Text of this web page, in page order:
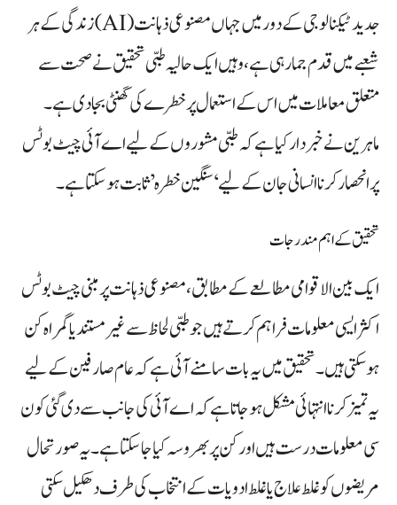
جدید ٹیکنالوجی کے دور میں جہاں مصنوعی ذہانت (AI) زندگی کے ہر
شعبے میں قدم جما رہی ہے، وہیں ایک حالیہ طبی تحقیق نے صحت سے
متعلق معاملات میں اس کے استعمال پر خطرے کی گھنٹی بجا دی ہے۔
ماہرین نے خبردار کیا ہے کہ طبی مشوروں کے لیے اے آئی چیٹ بوٹس
پر انحصار کرنا انسانی جان کے لیے ‘سنگین خطرہ’ ثابت ہو سکتا ہے۔
تحقیق کے اہم مندرجات
ایک بین الاقوامی مطالعے کے مطابق، مصنوعی ذہانت پر مبنی چیٹ بوٹس
اکثر ایسی معلومات فراہم کرتے ہیں جو طبی لحاظ سے غیر مستند یا گمراہ کن
ہو سکتی ہیں۔ تحقیق میں یہ بات سامنے آئی ہے کہ عام صارفین کے لیے
یہ تمیز کرنا انتہائی مشکل ہو جاتا ہے کہ اے آئی کی جانب سے دی گئی کون
سی معلومات درست ہیں اور کن پر بھروسہ کیا جا سکتا ہے۔ یہ صورتحال
مریضوں کو غلط علاج یا غلط ادویات کے انتخاب کی طرف دھکیل سکتی